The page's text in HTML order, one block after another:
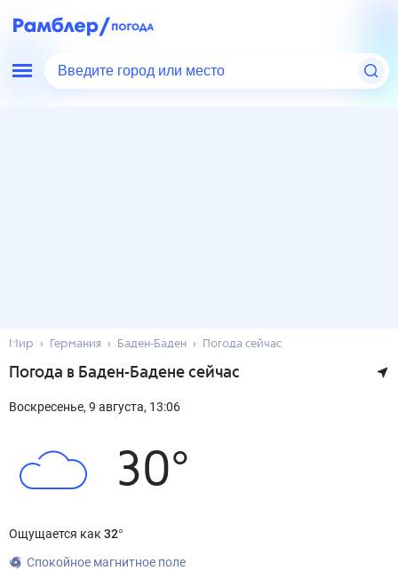
Введите город или место
Мир Германия Баден-Баден Погода сейчас
Погода в Баден-Бадене сейчас
Воскресенье, 9 августа, 13:06
30°
Ощущается как 32°
Спокойное магнитное поле